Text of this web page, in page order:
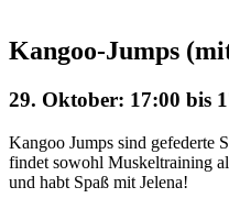
Kangoo-Jumps
29. Oktober: 17:00 bis
Kangoo Jumps sind gefederte
findet sowohl Muskeltraining
und habt Spaß mit Jelena!